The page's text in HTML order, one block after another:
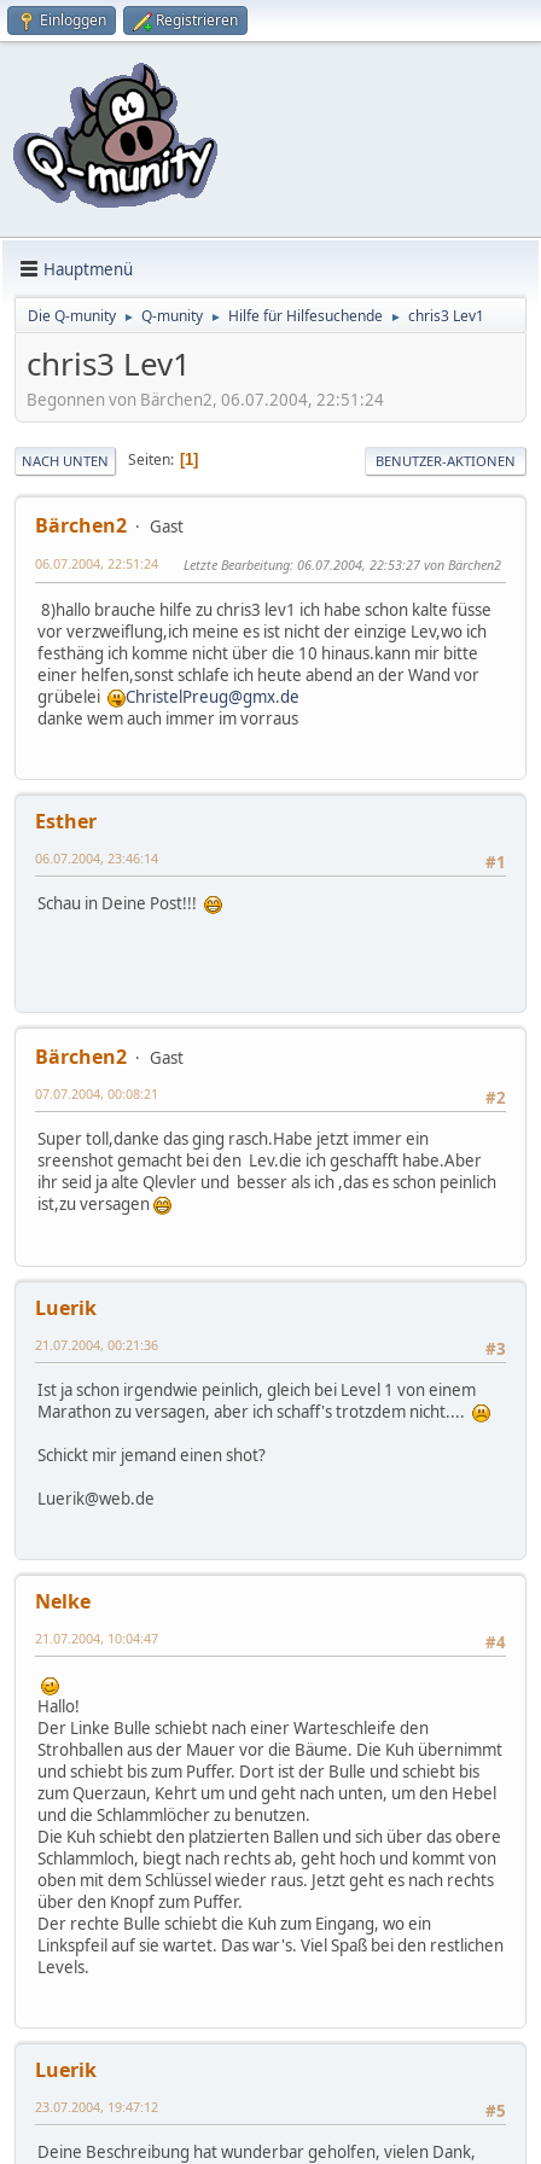
Einloggen Registrieren
Hauptmenü
Die Q-munity ► Q-munity ► Hilfe für Hilfesuchende ► chris3 Lev1
chris3 Lev1
Begonnen von Bärchen2, 06.07.2004, 22:51:24
NACH UNTEN Seiten 1 BENUTZER-AKTIONEN
Bärchen2 Gast
06.07.2004, 22:51:24 Letzte Bearbeitung: 06.07.2004, 22:53:27 von Bärchen2
8)hallo brauche hilfe zu chris3 lev1 ich habe schon kalte füsse
vor verzweiflung,ich meine es ist nicht der einzige Lev,wo ich
festhäng ich komme nicht über die 10 hinaus.kann mir bitte
einer helfen,sonst schlafe ich heute abend an der Wand vor
grübelei
ChristelPreug@gmx.de
danke wem auch immer im vorraus
Esther
#1
06.07.2004, 23:46:14
Schau in Deine Post!!!
Bärchen2
Gast
#2
07.07.2004, 00:08:21
Super toll,danke das ging rasch.Habe jetzt immer ein
sreenshot gemacht bei den Lev.die ich geschafft habe.Aber
ihr seid ja alte Qlevler und besser als ich ,das es schon peinlich
ist,zu versagen
Luerik
#3
21.07.2004, 00:21:36
Ist ja schon irgendwie peinlich, gleich bei Level 1 von einem
Marathon zu versagen, aber ich schaff's trotzdem nicht....
Schickt mir jemand einen shot?
Luerik@web.de
Nelke
#4
21.07.2004, 10:04:47
Hallo!
Der Linke Bulle schiebt nach einer Warteschleife den
Strohballen aus der Mauer vor die Bäume. Die Kuh übernimmt
und schiebt bis zum Puffer. Dort ist der Bulle und schiebt bis
zum Querzaun, Kehrt um und geht nach unten, um den Hebel
und die Schlammlöcher zu benutzen.
Die Kuh schiebt den platzierten Ballen und sich über das obere
Schlammloch, biegt nach rechts ab, geht hoch und kommt von
oben mit dem Schlüssel wieder raus. Jetzt geht es nach rechts
über den Knopf zum Puffer.
Der rechte Bulle schiebt die Kuh zum Eingang, wo ein
Linkspfeil auf sie wartet. Das war's. Viel Spaß bei den restlichen
Levels.
Luerik
#5
23.07.2004, 19:47:12
Deine Beschreibung hat wunderbar geholfen, vielen Dank,